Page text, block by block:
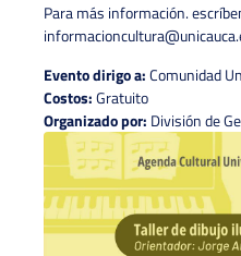
Para más información.
Evento dirigo a:Comunidad
Costos:Gratuito
Organizado por: División de